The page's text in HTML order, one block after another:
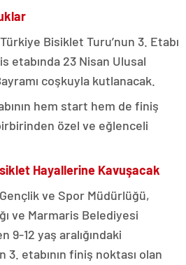
Bisiklet Turu’nun 3. Etabı
etabında 23 Nisan Ulusal
coşkuyla kutlanacak.
hem start hem de finiş
özel ve eğlenceli
Hayallerine Kavuşacak
ve Spor Müdürlüğü,
ve Marmaris Belediyesi
12 yaş aralığındaki
3. etabının finiş noktası olan